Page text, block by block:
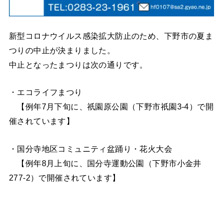
新型コロナウイルス感染拡大防止のため、下野市の夏ま
つりの中止が決まりました。
中止となったまつりは次の通りです。
・エコライフまつり
【例年7月下旬に、祇園原公園（下野市祇園3-4）で開
催されています】
・国分寺地区コミュニティ盆踊り・花火大会
【例年8月上旬に、国分寺運動公園（下野市小金井
277-2）で開催されています】